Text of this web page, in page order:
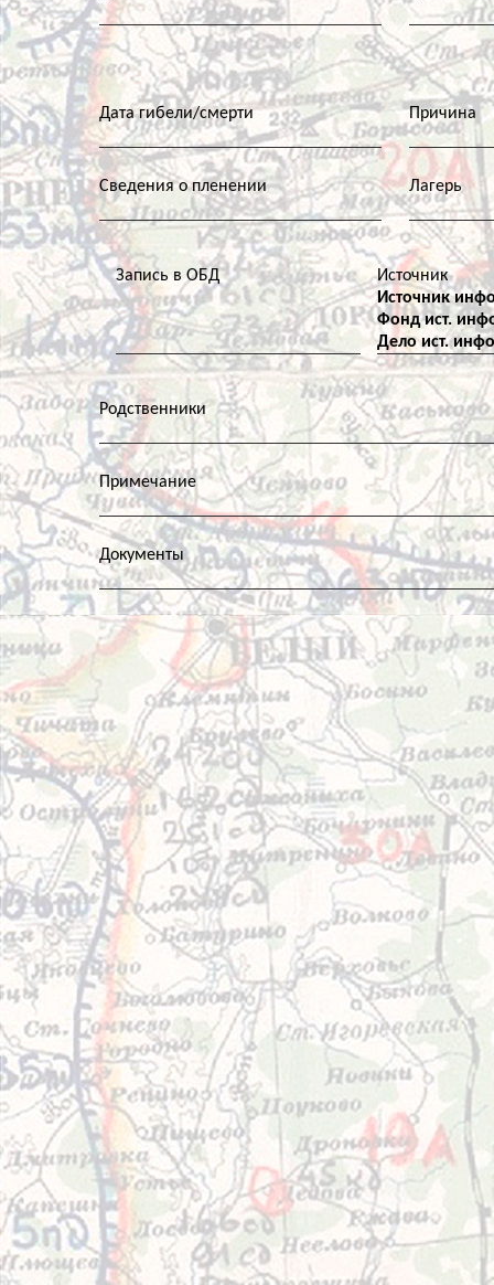
Дата гибели/смерти Причина
Сведения о пленении Лагерь
Запись в ОБД
Источник
Источник
Фонд ист.
Дело ист.
Родственники
Примечание
Документы